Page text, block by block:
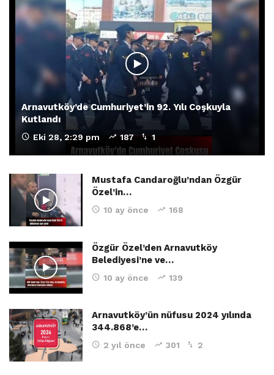
Arnavutköy’de Cumhuriyet’in 92. Yılı Coşkuyla
Kutlandı
Eki 28, 2:29 pm 187 1
Mustafa Candaroğlu’ndan Özgür
Özel’in…
10 ay önce 168
Özgür Özel’den Arnavutköy
Belediyesi’ne ve…
10 ay önce 139
Arnavutköy’ün nüfusu 2024 yılında
344.868’e…
2 yıl önce 301 2